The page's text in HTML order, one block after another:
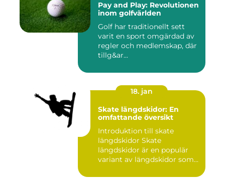
Pay and Play: Revolutionen
inom golfvärlden
Golf har traditionellt sett
varit en sport omgärdad av
regler och medlemskap, där
tillg&ar...
18. jan
Skate längdskidor: En
omfattande översikt
Introduktion till skate
längdskidor Skate
längdskidor är en populär
variant av längdskidor som